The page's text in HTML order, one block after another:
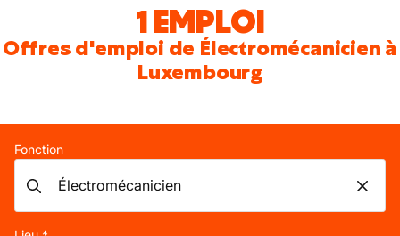
1 EMPLOI
Offres d'emploi de Électromécanicien à
Luxembourg
Fonction